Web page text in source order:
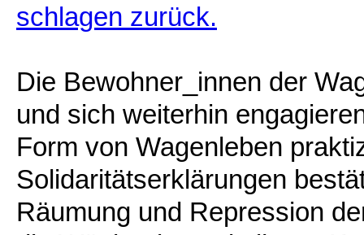
schlagen zurück.
Die Bewohner_innen der
und sich weiterhin
Form von Wagenleben
Solidaritätserklärungen
Räumung und Repression